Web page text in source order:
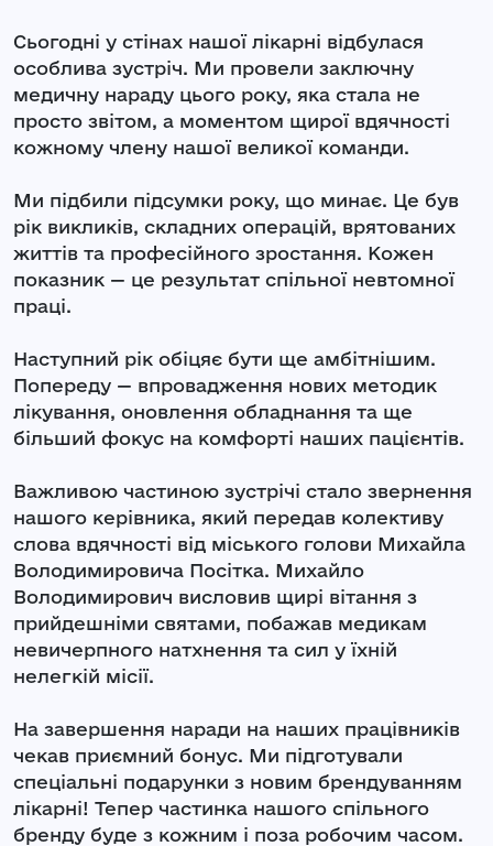
Сьогодні у стінах нашої лікарні відбулася
особлива зустріч. Ми провели заключну
медичну нараду цього року, яка стала не
просто звітом, а моментом щирої вдячності
кожному члену нашої великої команди.
Ми підбили підсумки року, що минає. Це був
рік викликів, складних операцій, врятованих
життів та професійного зростання. Кожен
показник — це результат спільної невтомної
праці.
Наступний рік обіцяє бути ще амбітнішим.
Попереду — впровадження нових методик
лікування, оновлення обладнання та ще
більший фокус на комфорті наших пацієнтів.
Важливою частиною зустрічі стало звернення
нашого керівника, який передав колективу
слова вдячності від міського голови Михайла
Володимировича Посітка. Михайло
Володимирович висловив щирі вітання з
прийдешніми святами, побажав медикам
невичерпного натхнення та сил у їхній
нелегкій місії.
На завершення наради на наших працівників
чекав приємний бонус. Ми підготували
спеціальні подарунки з новим брендуванням
лікарні! Тепер частинка нашого спільного
бренду буде з кожним і поза робочим часом.